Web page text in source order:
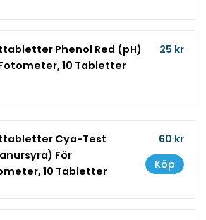
25 kr
Phenol Red (pH)
10 Tabletter
60 kr
Köp
Cya-Test
För
10 Tabletter